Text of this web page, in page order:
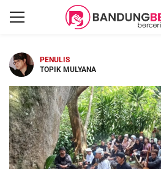
PENULIS
TOPIK MULYANA